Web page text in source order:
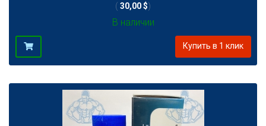
( 30,00 $)
В наличии
Купить в 1 клик